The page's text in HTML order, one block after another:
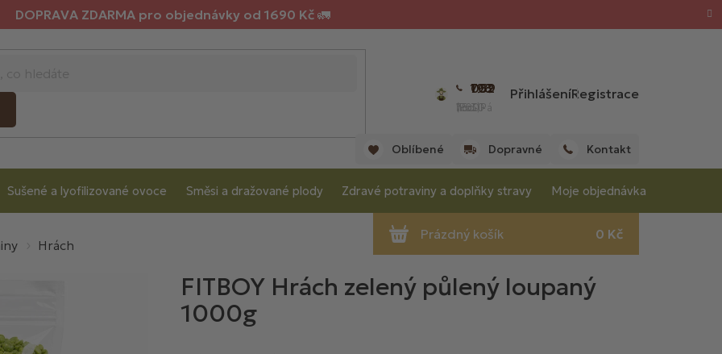
DOPRAVA ZDARMA pro objednávky od 1690 Kč 🚛
702 059 198
(Po - Pá 7:00 - 15:30 hod.)
PřihlášeníRegistrace
Oblíbené Dopravné Kontakt
Sušené a lyofilizované ovoce Směsi a dražované plody Zdravé potraviny a doplňky stravy Moje objednávka
Hrách
FITBOY Hrách zelený půlený loupaný
1000g